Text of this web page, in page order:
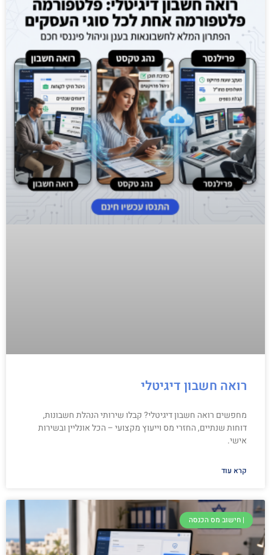
רואה חשבון דיגיטלי
מחפשים רואה חשבון דיגיטלי? קבלו שירותי הנהלת חשבונות,
דוחות שנתיים, החזרי מס וייעוץ מקצועי – הכל אונליין ובשירות
אישי.
קרא עוד
| חישוב מס הכנסה